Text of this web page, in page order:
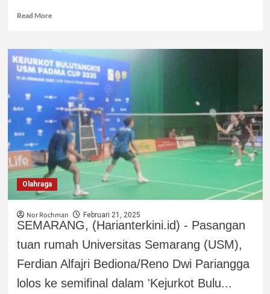
Read More
Olahraga
Nor Rochman Februari 21, 2025
SEMARANG, (Harianterkini.id) - Pasangan
tuan rumah Universitas Semarang (USM),
Ferdian Alfajri Bediona/Reno Dwi Pariangga
lolos ke semifinal dalam 'Kejurkot Bulu...